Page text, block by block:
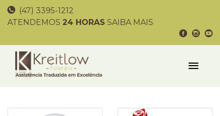
(47) 3395-1212
ATENDEMOS 24 HORAS SAIBA MAIS